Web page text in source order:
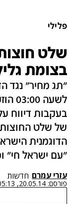
פלילי
שלט
בצומת
"תג מחיר" נגד
בעקבות דיווח
של שלט
הדוגמנית
"עם ישראל חי"
עזרי עמרם חדשות
פורסם: 20.05.14, 05:13